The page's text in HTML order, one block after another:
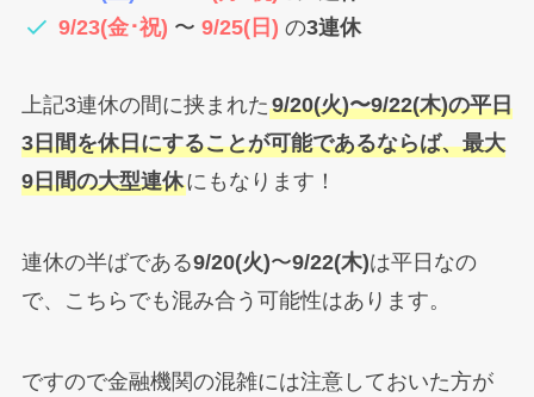
9/23(金･祝) 〜9/25(日) の3連休
上記3連休の間に挟まれた9/20(火)〜9/22(木)の平日
3日間を休日にすることが可能であるならば、最大
9日間の大型連休にもなります！
連休の半ばである9/20(火)〜9/22(木)は平日なの
で、こちらでも混み合う可能性はあります。
ですので金融機関の混雑には注意しておいた方が